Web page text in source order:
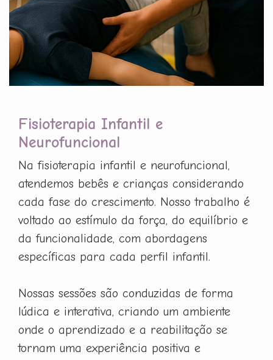
Fisioterapia Infantil e
Neurofuncional
Na fisioterapia infantil e neurofuncional,
atendemos bebês e crianças considerando
cada fase do crescimento. Nosso trabalho é
voltado ao estímulo da força, do equilíbrio e
da funcionalidade, com abordagens
específicas para cada perfil infantil.
Nossas sessões são conduzidas de forma
lúdica e interativa, criando um ambiente
onde o aprendizado e a reabilitação se
tornam uma experiência positiva e